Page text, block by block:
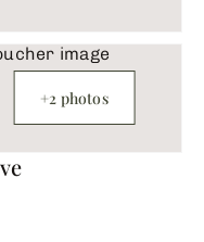
+2 photos